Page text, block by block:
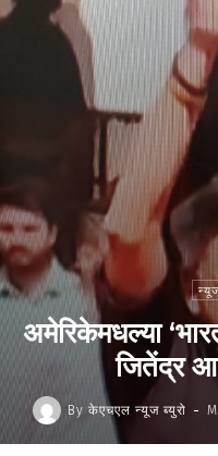
अमेरिकेमधल्या
जितेंद्र
By केएचएल न्यूज ब्युरो -